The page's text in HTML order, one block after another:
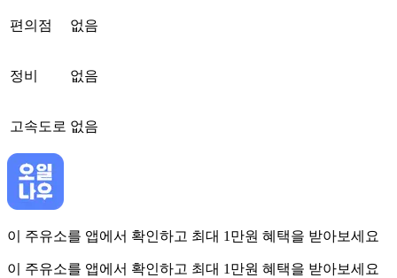
편의점 없음
정비 없음
고속도로 없음
이 주유소를 앱에서 확인하고 최대 1만원 혜택을 받아보세요
이 주유소를 앱에서 확인하고 최대 1만원 혜택을 받아보세요